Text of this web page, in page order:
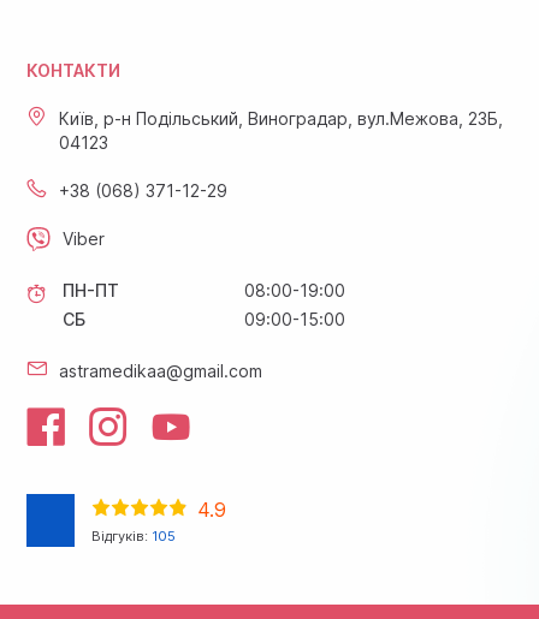
КОНТАКТИ
Київ, р-н Подільський, Виноградар, вул.Межова, 23Б,
04123
+38 (068) 371-12-29
Viber
ПН-ПТ
08:00-19:00
СБ
09:00-15:00
astramedikaa@gmail.com
4.9
Відгуків: 105